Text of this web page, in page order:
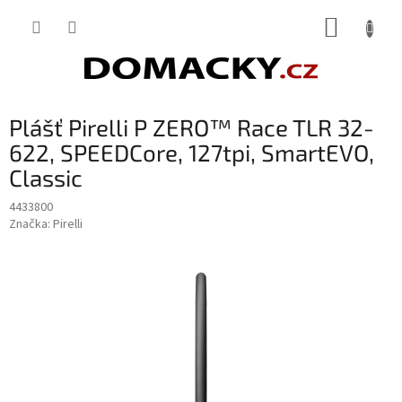
Plášť Pirelli P ZERO™ Race TLR 32-
622, SPEEDCore, 127tpi, SmartEVO,
Classic
4433800
Značka: Pirelli